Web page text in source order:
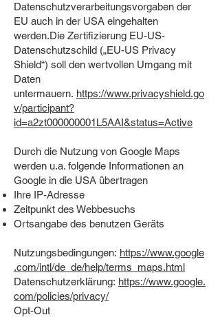
Datenschutzverarbeitungsvorgaben der
EU auch in der USA eingehalten
werden.Die Zertifizierung EU-US-
Datenschutzschild („EU-US Privacy
Shield“) soll den wertvollen Umgang mit
Daten
untermauern. https://www.privacyshield.go
v/participant?
id=a2zt000000001L5AAI&status=Active
Durch die Nutzung von Google Maps
werden u.a. folgende Informationen an
Google in die USA übertragen
Ihre IP-Adresse
Zeitpunkt des Webbesuchs
Ortsangabe des benutzen Geräts
Nutzungsbedingungen: https://www.google
.com/intl/de_de/help/terms_maps.html
Datenschutzerklärung: https://www.google.
com/policies/privacy/
Opt-Out